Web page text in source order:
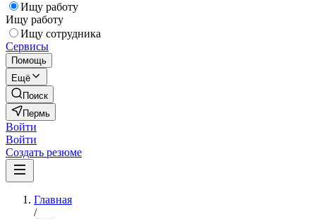
Ищу работу
Ищу работу
Ищу сотрудника
Сервисы
Помощь
Ещё
Поиск
Пермь
Войти
Войти
Создать резюме
Главная
/